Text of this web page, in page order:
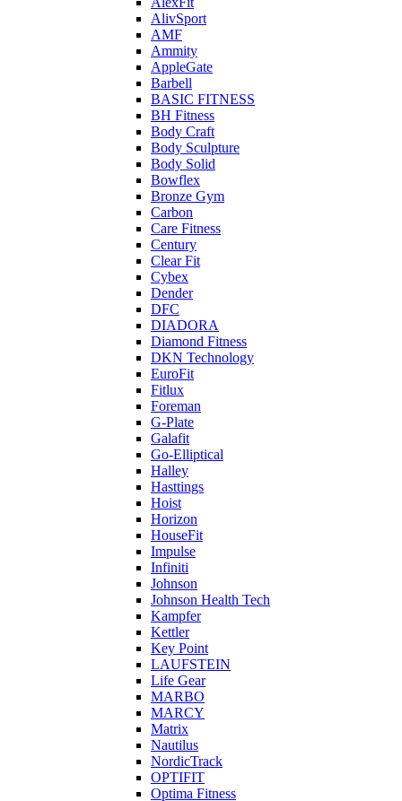
AlivSport
AMF
Ammity
AppleGate
Barbell
BASIC FITNESS
BH Fitness
Body Craft
Body Sculpture
Body Solid
Bowflex
Bronze Gym
Carbon
Care Fitness
Century
Clear Fit
Cybex
Dender
DFC
DIADORA
Diamond Fitness
DKN Technology
EuroFit
Fitlux
Foreman
G-Plate
Galafit
Go-Elliptical
Halley
Hasttings
Hoist
Horizon
HouseFit
Impulse
Infiniti
Johnson
Johnson Health Tech
Kampfer
Kettler
Key Point
LAUFSTEIN
Life Gear
MARBO
MARCY
Matrix
Nautilus
NordicTrack
OPTIFIT
Optima Fitness